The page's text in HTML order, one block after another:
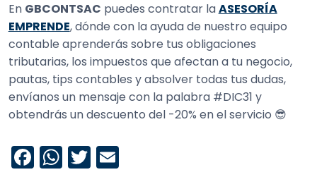
En GBCONTSAC puedes contratar laASESORÍA
EMPRENDE, dónde con la ayuda de nuestro equipo
contable aprenderás sobre tus obligaciones
tributarias, los impuestos que afectan a tu negocio,
pautas, tips contables y absolver todas tus dudas,
envíanos un mensaje con la palabra #DIC31 y
obtendrás un descuento del -20% en el servicio 😎
F
a
W
h
T
w
E